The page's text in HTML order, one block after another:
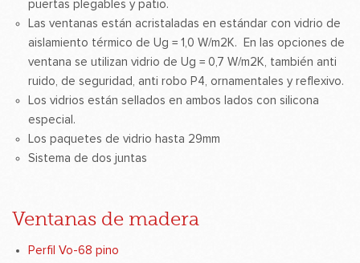
puertas plegables y patio.
Las ventanas están acristaladas en estándar con vidrio de
aislamiento térmico de Ug = 1,0 W/m2K. En las opciones de
ventana se utilizan vidrio de Ug = 0,7 W/m2K, también anti
ruido, de seguridad, anti robo P4, ornamentales y reflexivo.
Los vidrios están sellados en ambos lados con silicona
especial.
Los paquetes de vidrio hasta 29mm
Sistema de dos juntas
Ventanas de madera
Perfil Vo-68 pino